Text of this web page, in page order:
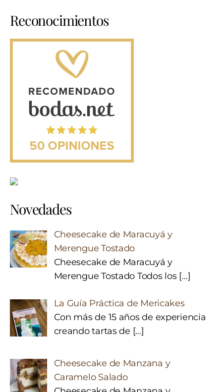
Reconocimientos
Novedades
Cheesecake de Maracuyá y
Merengue Tostado
Cheesecake de Maracuyá y
Merengue Tostado Todos los […]
La Guía Práctica de Mericakes
Con más de 15 años de experiencia
creando tartas de […]
Cheesecake de Manzana y
Caramelo Salado